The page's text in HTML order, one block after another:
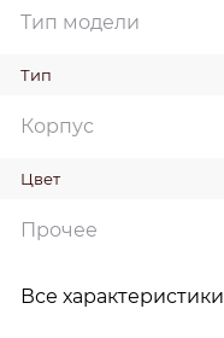
Тип модели
Тип
Корпус
Цвет
Прочее
Все характеристики